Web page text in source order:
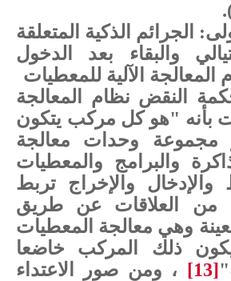
الجرائم الذكية المتعلقة
والبقاء بعد الدخول
المعالجة الآلية للمعطيات
النقض نظام المعالجة
بأنه "هو كل مركب يتكون
وحدات معالجة
والبرامج والمعطيات
والإدخال والإخراج تربط
من العلاقات عن طريق
وهي معالجة المعطيات
ذلك المركب خاضعا
[13] ، ومن صور الاعتداء